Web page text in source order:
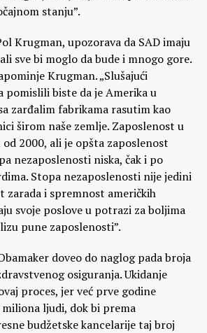
stanju”.
Krugman, upozorava da SAD imaju
sve bi moglo da bude i mnogo gore.
Krugman. „Slušajući
pomislili biste da je Amerika u
zarđalim fabrikama rasutim kao
širom naše zemlje. Zaposlenost u
2000, ali je opšta zaposlenost
nezaposlenosti niska, čak i po
Stopa nezaposlenosti nije jedini
zarada i spremnost američkih
svoje poslove u potrazi za boljima
pune zaposlenosti”.
doveo do naglog pada broja
osiguranja. Ukidanje
proces, jer već prve godine
ljudi, dok bi prema
budžetske kancelarije taj broj